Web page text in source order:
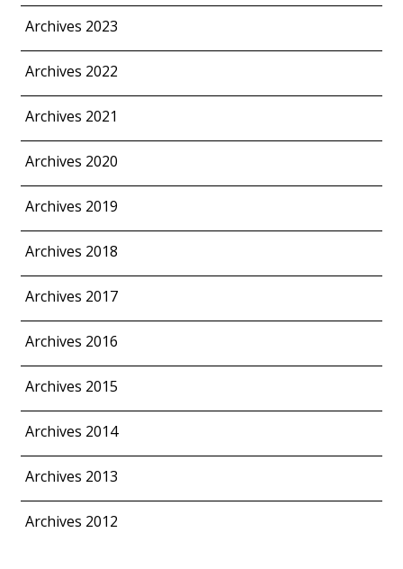
Archives 2023
Archives 2022
Archives 2021
Archives 2020
Archives 2019
Archives 2018
Archives 2017
Archives 2016
Archives 2015
Archives 2014
Archives 2013
Archives 2012